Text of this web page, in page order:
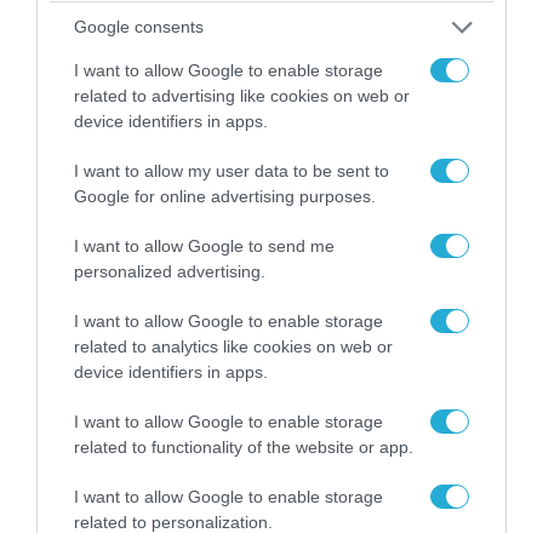
Google consents
I want to allow Google to enable storage
related to advertising like cookies on web or
device identifiers in apps.
I want to allow my user data to be sent to
Google for online advertising purposes.
I want to allow Google to send me
personalized advertising.
I want to allow Google to enable storage
related to analytics like cookies on web or
device identifiers in apps.
I want to allow Google to enable storage
related to functionality of the website or app.
I want to allow Google to enable storage
related to personalization.
07.08.2026 | 18:02
«Κεραυνοί» της ρωσικής Βοστόκ κατέκαψαν
εξοπλισμό των ΗΠΑ με Ουκρανούς και
Αμερικανούς μισθοφόρους – Δείτε βίντεο